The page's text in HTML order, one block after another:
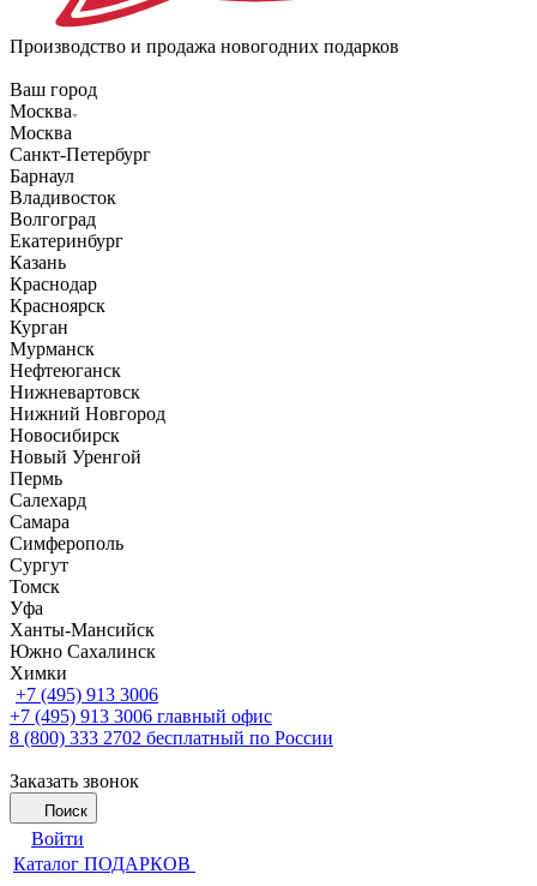
Производство и продажа новогодних подарков
Ваш город
Москва
Москва
Санкт-Петербург
Барнаул
Владивосток
Волгоград
Екатеринбург
Казань
Краснодар
Красноярск
Курган
Мурманск
Нефтеюганск
Нижневартовск
Нижний Новгород
Новосибирск
Новый Уренгой
Пермь
Салехард
Самара
Симферополь
Сургут
Томск
Уфа
Ханты-Мансийск
Южно Сахалинск
Химки
+7 (495) 913 3006
+7 (495) 913 3006 главный офис
8 (800) 333 2702 бесплатный по России
Заказать звонок
Поиск
Войти
Каталог ПОДАРКОВ